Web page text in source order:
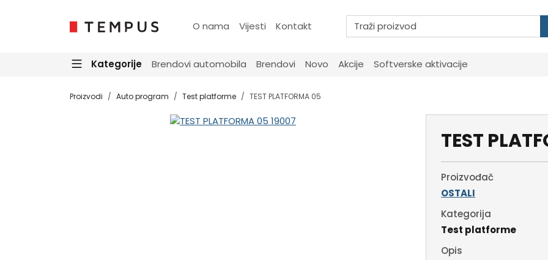
O nama Vijesti Kontakt
Kategorije Brendovi automobila Brendovi Novo Akcije Softverske aktivacije
Proizvodi Auto program Test platforme TEST PLATFORMA 05
TEST
Proizvođač
OSTALI
Kategorija
Test platforme
Opis